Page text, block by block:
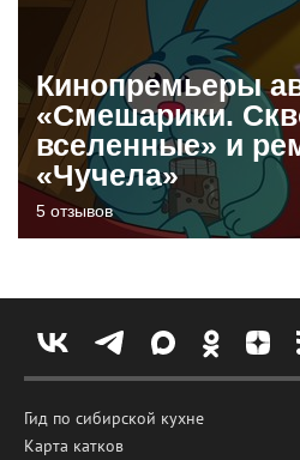
Кинопремьеры
«Смешарики.
вселенные» и
«Чучела»
5 отзывов
Гид по сибирской кухне
Карта катков